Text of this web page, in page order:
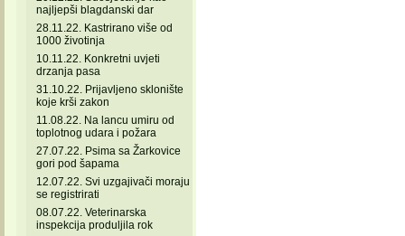
najljepši blagdanski dar
28.11.22. Kastrirano više od
1000 životinja
10.11.22. Konkretni uvjeti
drzanja pasa
31.10.22. Prijavljeno sklonište
koje krši zakon
11.08.22. Na lancu umiru od
toplotnog udara i požara
27.07.22. Psima sa Žarkovice
gori pod šapama
12.07.22. Svi uzgajivači moraju
se registrirati
08.07.22. Veterinarska
inspekcija produljila rok